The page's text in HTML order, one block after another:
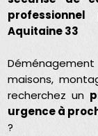
Aquitaine 33
maisons,
recherchez un
urgence à
?